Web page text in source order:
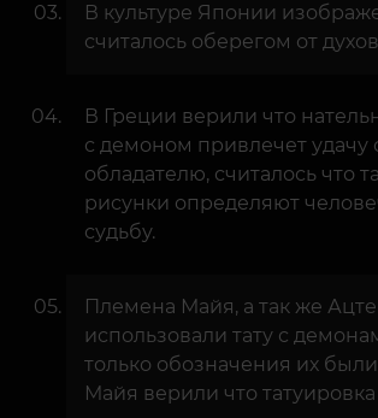
В культуре Японии
считалось оберегом от
В Греции верили что
с демоном привлечет удачу
обладателю, считалось что
рисунки определяют
судьбу.
Племена Майя, а так же
использовали тату с
только обозначения их
Майя верили что татуировка